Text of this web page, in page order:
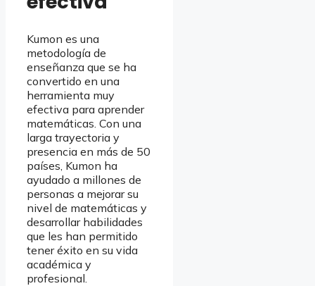
Kumon es una
metodología de
enseñanza que se ha
convertido en una
herramienta muy
efectiva para aprender
matemáticas. Con una
larga trayectoria y
presencia en más de 50
países, Kumon ha
ayudado a millones de
personas a mejorar su
nivel de matemáticas y
desarrollar habilidades
que les han permitido
tener éxito en su vida
académica y
profesional.